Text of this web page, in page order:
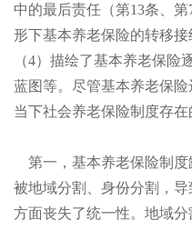
中的最后责任（第13条、第
形下基本养老保险的转移接
（4）描绘了基本养老保险
蓝图等。尽管基本养老保
当下社会养老保险制度存在
第一，基本养老保险制度
被地域分割、身份分割，
方面丧失了统一性。地域